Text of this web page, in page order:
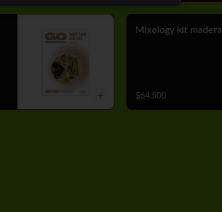
Mixology kit madera
$64.500